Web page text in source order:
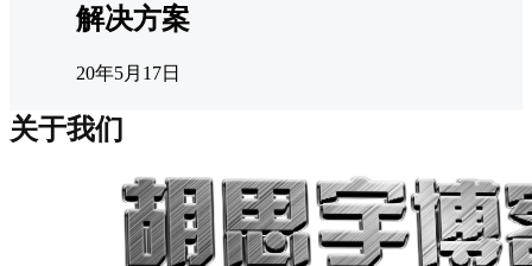
解决方案
20年5月17日
关于我们